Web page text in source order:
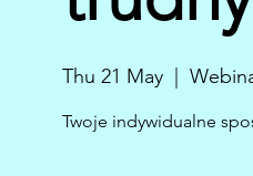
Thu 21 May
  |
Twoje indywidualne